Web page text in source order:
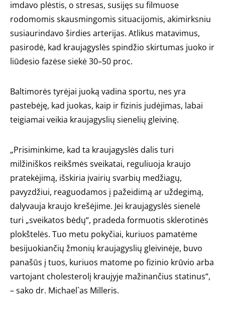
imdavo plėstis, o stresas, susijęs su filmuose
rodomomis skausmingomis situacijomis, akimirksniu
susiaurindavo širdies arterijas. Atlikus matavimus,
pasirodė, kad kraujagyslės spindžio skirtumas juoko ir
liūdesio fazėse siekė 30–50 proc.
Baltimorės tyrėjai juoką vadina sportu, nes yra
pastebėję, kad juokas, kaip ir fizinis judėjimas, labai
teigiamai veikia kraujagyslių sienelių gleivinę.
„Prisiminkime, kad ta kraujagyslės dalis turi
milžiniškos reikšmės sveikatai, reguliuoja kraujo
pratekėjimą, išskiria įvairių svarbių medžiagų,
pavyzdžiui, reaguodamos į pažeidimą ar uždegimą,
dalyvauja kraujo krešėjime. Jei kraujagyslės sienelė
turi „sveikatos bėdų“, pradeda formuotis sklerotinės
plokštelės. Tuo metu pokyčiai, kuriuos pamatėme
besijuokiančių žmonių kraujagyslių gleivinėje, buvo
panašūs į tuos, kuriuos matome po fizinio krūvio arba
vartojant cholesterolį kraujyje mažinančius statinus“,
– sako dr. Michael`as Milleris.